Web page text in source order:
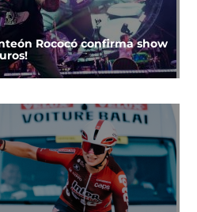
Rococó confirma show